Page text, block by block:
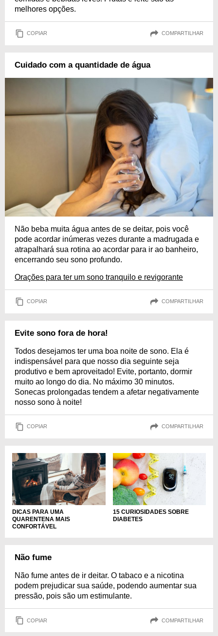
melhores opções.
COPIAR COMPARTILHAR
Cuidado com a quantidade de água
Não beba muita água antes de se deitar, pois você
pode acordar inúmeras vezes durante a madrugada e
atrapalhará sua rotina ao acordar para ir ao banheiro,
encerrando seu sono profundo.
Orações para ter um sono tranquilo e revigorante
COPIAR COMPARTILHAR
Evite sono fora de hora!
Todos desejamos ter uma boa noite de sono. Ela é
indispensável para que nosso dia seguinte seja
produtivo e bem aproveitado! Evite, portanto, dormir
muito ao longo do dia. No máximo 30 minutos.
Sonecas prolongadas tendem a afetar negativamente
nosso sono à noite!
COPIAR COMPARTILHAR
DICAS PARA UMA
QUARENTENA MAIS
CONFORTÁVEL
15 CURIOSIDADES SOBRE
DIABETES
Não fume
Não fume antes de ir deitar. O tabaco e a nicotina
podem prejudicar sua saúde, podendo aumentar sua
pressão, pois são um estimulante.
COPIAR COMPARTILHAR